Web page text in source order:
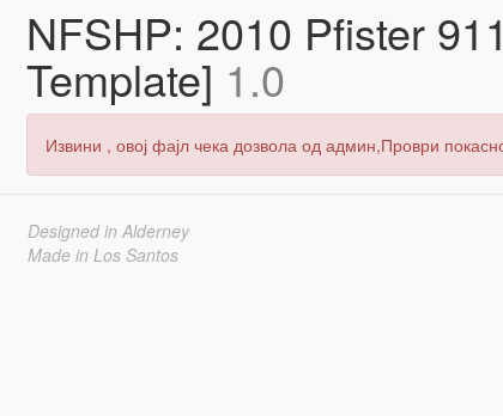
NFSHP: 2010 Pfister
Template] 1.0
Извини , овој фајл чека дозвола од админ,Проври
Designed in Alderney
Made in Los Santos